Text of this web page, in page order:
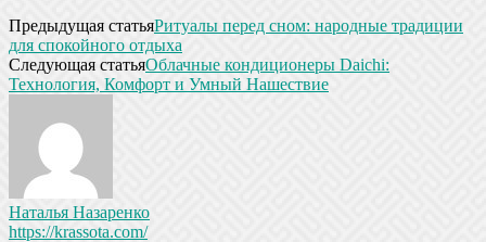
Предыдущая статьяРитуалы перед сном: народные традиции
для спокойного отдыха
Следующая статьяОблачные кондиционеры Daichi:
Технология, Комфорт и Умный Нашествие
Наталья Назаренко
https://krassota.com/